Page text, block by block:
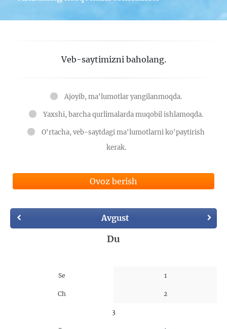
Veb-saytimizni baholang.
Ajoyib, ma'lumotlar yangilanmoqda.
Yaxshi, barcha qurlimalarda muqobil ishlamoqda.
O'rtacha, veb-saytdagi ma'lumotlarni ko'paytirish
kerak.
Ovoz berish
Avgust
Du
Se 1
Ch 2
3